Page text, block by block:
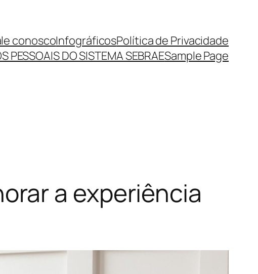
conoscoInfográficosPolítica de Privacidade
PESSOAIS DO SISTEMA SEBRAESample Page
a experiência